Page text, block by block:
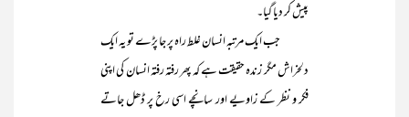
پیش کر دیا گیا۔
جب ایک مرتبہ انسان غلط راہ پر جا پڑے تو یہ ایک
دلخراش مگر زندہ حقیقت ہے کہ پھر رفتہ رفتہ انسان کی اپنی
فکر و نظر کے زاویے اور سانچے اسی رخ پر ڈھل جاتے